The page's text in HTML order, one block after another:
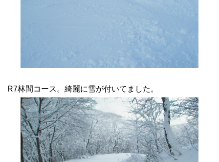
R7林間コース。綺麗に雪が付いてました。